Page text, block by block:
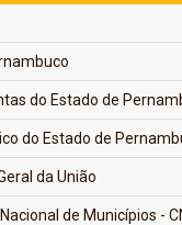
do Estado de
do Estado de
da União
de Municípios -